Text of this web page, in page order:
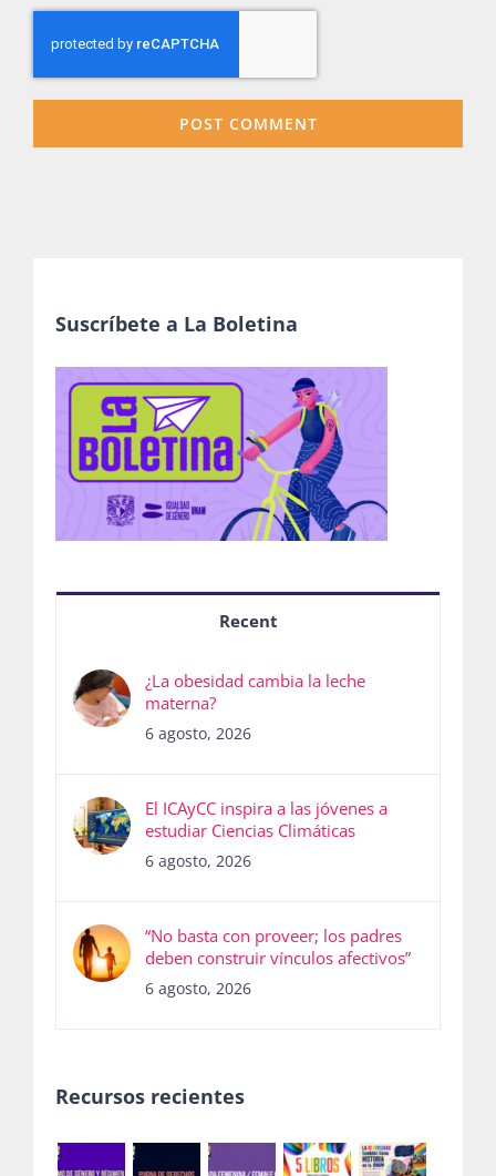
Suscríbete a La Boletina
Recent
¿La obesidad cambia la leche
materna?
6 agosto, 2026
El ICAyCC inspira a las jóvenes a
estudiar Ciencias Climáticas
6 agosto, 2026
“No basta con proveer; los padres
deben construir vínculos afectivos”
6 agosto, 2026
Recursos recientes